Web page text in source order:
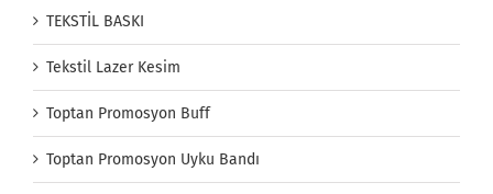
TEKSTİL BASKI
Tekstil Lazer Kesim
Toptan Promosyon Buff
Toptan Promosyon Uyku Bandı